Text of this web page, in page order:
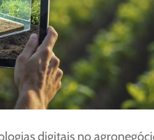
digitais no